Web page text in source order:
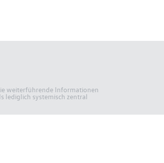
weiterführende Informationen
lediglich systemisch zentral